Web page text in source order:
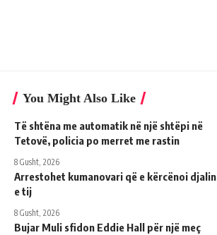
You Might Also Like
Të shtëna me automatik në një shtëpi në
Tetovë, policia po merret me rastin
8 Gusht, 2026
Arrestohet kumanovari që e kërcënoi djalin
e tij
8 Gusht, 2026
Bujar Muli sfidon Eddie Hall për një meç